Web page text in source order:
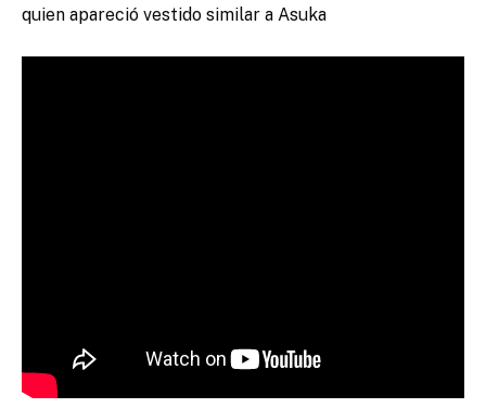
quien apareció vestido similar a Asuka